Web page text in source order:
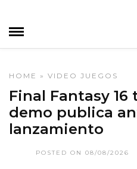
HOME » VIDEO JUEGOS
Final Fantasy 16
demo publica
lanzamiento
POSTED ON 08/08/2026